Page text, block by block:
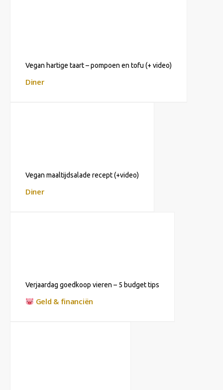
Vegan hartige taart – pompoen en tofu (+ video)
Diner
Vegan maaltijdsalade recept (+video)
Diner
Verjaardag goedkoop vieren – 5 budget tips
Geld & financiën